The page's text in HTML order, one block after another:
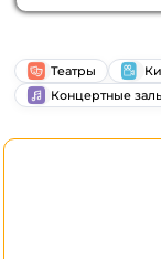
Театры
Концертные